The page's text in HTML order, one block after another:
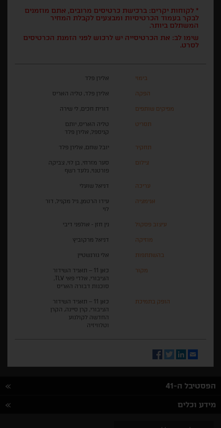
* לקוחות יקרים: ברכישת כרטיסים מרובים, אתם מוזמנים
לבקר בעמוד הכרטיסיות ומבצעים לקבלת המחיר
המשתלם ביותר.
שימו לב: את הכרטיסייה יש לרכוש לפני הזמנת הכרטיסים
לסרט.
בימוי אלירן פלד
הפקה אלירן פלד, טליה האריס
מפיקים שותפים דורית חכים, לי שירה
תסריט
טליה האריס, יותם
קניספל, אלירן פלד
תחקיר יובל שחם, אלירן פלד
צילום
סער מזרחי, בן לוי, צביקה
פורטנוי, גלעד רשף
עריכה דניאל שועלי
אנימציה
עידו הרטמן, גיל מקניל, דור
לוי
עיצוב פסקול נין חזן - אולפני דיבי
מוזיקה דניאל מרקוביץ
בהשתתפות אלי גורנשטיין
מקור
כאן 11 – תאגיד השידור
סוכנות דבורה האריס
הופק בתמיכת
כאן 11 – תאגיד השידור
הציבורי, קרן סיינה, הקרן
החדשה לקולנוע
וטלוויזיה
Email
LinkedIn
Twitter
Facebook
הפסטיבל ה-41
מידע וכלים